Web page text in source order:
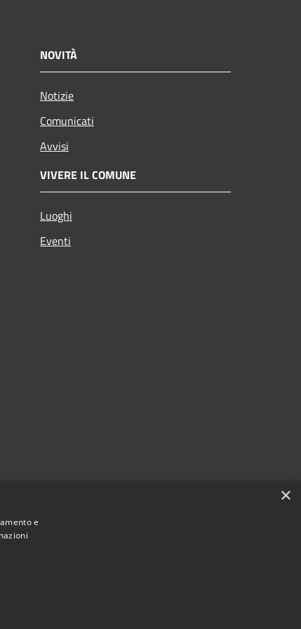
NOVITÀ
Notizie
Comunicati
Avvisi
VIVERE IL COMUNE
Luoghi
Eventi
di Cadore • Powered by
×
e